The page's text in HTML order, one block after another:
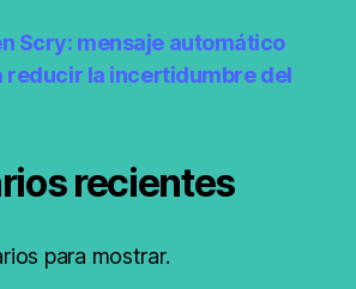
Scry: mensaje automático
reducir la incertidumbre del
recientes
para mostrar.